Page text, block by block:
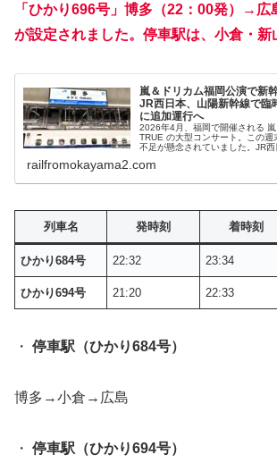
「ひかり696号」博多（22：00発）→広
が設定されました。停車駅は、小倉・新
嵐＆ドリカム福岡公演で新
JR西日本、山陽新幹線で臨
に追加運行へ
2026年4月、福岡で開催される
TRUE の大型コンサート。この週
不足が懸念されていました。JR
列車を運...
railfromokayama2.com
列車名 発時刻 着時刻
ひかり684号 22:32 23:34
ひかり694号 21:20 22:33
・ 停車駅（ひかり684号）
博多→小倉→広島
・ 停車駅（ひかり694号）